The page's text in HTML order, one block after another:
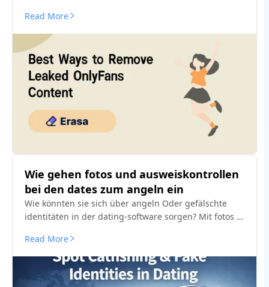
überprüfen.
Read More
Wie gehen fotos und ausweiskontrollen
bei den dates zum angeln ein
Wie könnten sie sich über angeln Oder gefälschte
identitäten in der dating-software sorgen? Mit fotos -
täuschung wird.
Read More